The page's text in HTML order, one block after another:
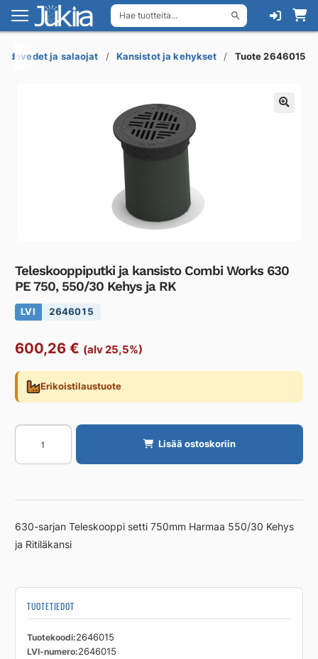
Hae tuotteita...
Siirry
navigointiin
Siirry
sisältöön
ja salaojat Kansistot ja kehykset Tuote 2646015
Teleskooppiputki ja kansisto Combi Works 630
PE 750, 550/30 Kehys ja RK
LVI 2646015
600,26 € (alv 25,5%)
Erikoistilaustuote
Teleskooppiputki
kansisto
Works
PE
750,
Lisää ostoskoriin
630-sarjan Teleskooppi setti 750mm Harmaa 550/30 Kehys
ja Ritiläkansi
TUOTETIEDOT
Tuotekoodi 2646015
LVI-numero 2646015